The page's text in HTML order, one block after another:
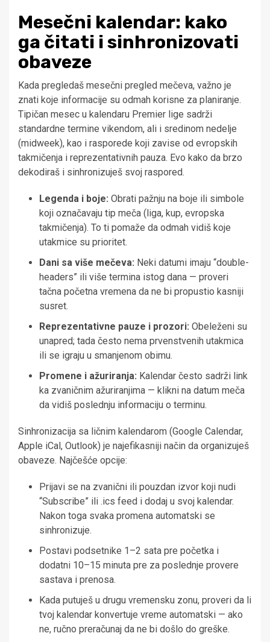
Mesečni kalendar: kako
ga čitati i sinhronizovati
obaveze
Kada pregledaš mesečni pregled mečeva, važno je
znati koje informacije su odmah korisne za planiranje.
Tipičan mesec u kalendaru Premier lige sadrži
standardne terminе vikendom, ali i sredinom nedelje
(midweek), kao i rasporede koji zavise od evropskih
takmičenja i reprezentativnih pauza. Evo kako da brzo
dekodiraš i sinhronizuješ svoj raspored.
Legenda i boje: Obrati pažnju na boje ili simbole
koji označavaju tip meča (liga, kup, evropska
takmičenja). To ti pomaže da odmah vidiš koje
utakmice su prioritet.
Dani sa više mečeva: Neki datumi imaju “double-
headers” ili više termina istog dana — proveri
tačna početna vremena da ne bi propustio kasniji
susret.
Reprezentativne pauze i prozori: Obeleženi su
unapred; tada često nema prvenstvenih utakmica
ili se igraju u smanjenom obimu.
Promene i ažuriranja: Kalendar često sadrži link
ka zvaničnim ažuriranjima — klikni na datum meča
da vidiš poslednju informaciju o terminu.
Sinhronizacija sa ličnim kalendarom (Google Calendar,
Apple iCal, Outlook) je najefikasniji način da organizuješ
obaveze. Najčešće opcije:
Prijavi se na zvanični ili pouzdan izvor koji nudi
“Subscribe” ili .ics feed i dodaj u svoj kalendar.
Nakon toga svaka promena automatski se
sinhronizuje.
Postavi podsetnike 1–2 sata pre početka i
dodatni 10–15 minuta pre za poslednje provere
sastava i prenosa.
Kada putuješ u drugu vremensku zonu, proveri da li
tvoj kalendar konvertuje vreme automatski — ako
ne, ručno preračunaj da ne bi došlo do greške.